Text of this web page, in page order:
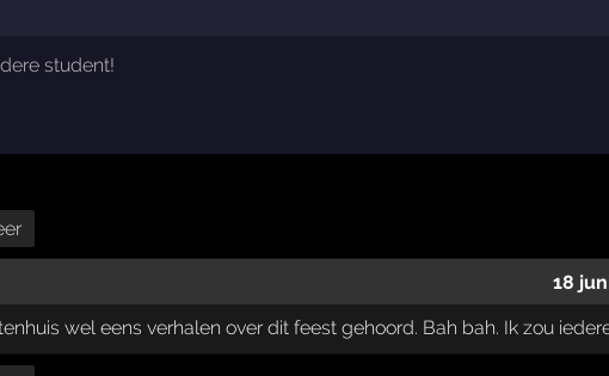
student!
18
wel eens verhalen over dit feest gehoord. Bah bah. Ik zou